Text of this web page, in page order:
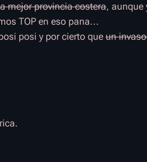
mejor provincia costera, aunque
TOP en eso pana...
posi y por cierto que un